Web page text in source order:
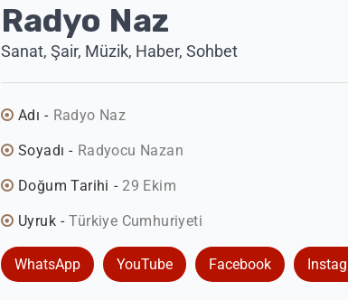
Radyo Naz
Sanat, Şair, Müzik, Haber, Sohbet
Adı Radyo Naz
Soyadı Radyocu Nazan
Doğum Tarihi 29 Ekim
Uyruk Türkiye Cumhuriyeti
WhatsApp YouTube Facebook